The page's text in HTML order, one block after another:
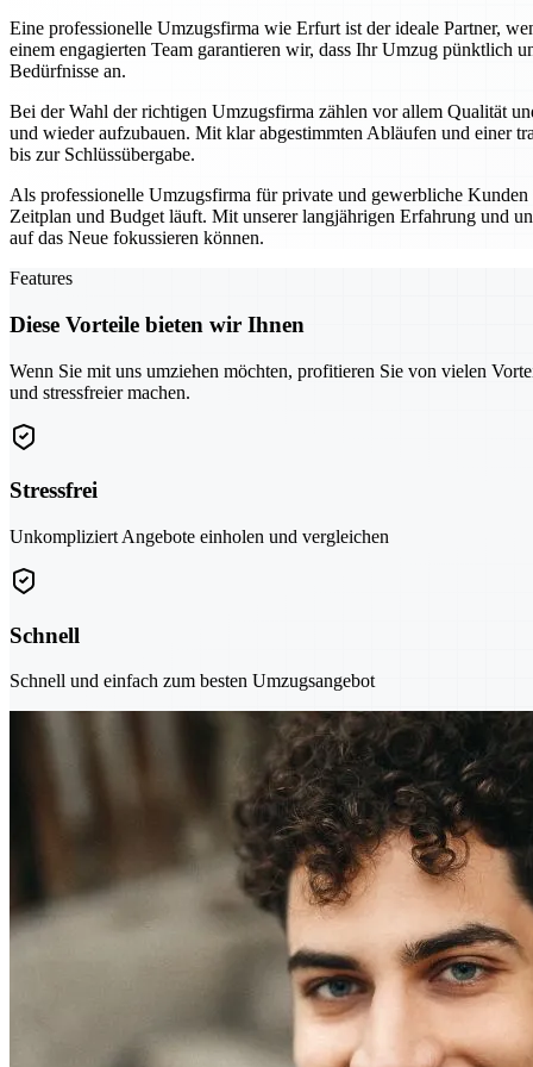
Eine professionelle Umzugsfirma wie Erfurt ist der ideale Partner,
einem engagierten Team garantieren wir, dass Ihr Umzug pünktlich
Bedürfnisse an.
Bei der Wahl der richtigen Umzugsfirma zählen vor allem Qualität
und wieder aufzubauen. Mit klar abgestimmten Abläufen und einer
bis zur Schlüssübergabe.
Als professionelle Umzugsfirma für private und gewerbliche
Zeitplan und Budget läuft. Mit unserer langjährigen Erfahrung und
auf das Neue fokussieren können.
Features
Diese Vorteile bieten wir Ihnen
Wenn Sie mit uns umziehen möchten, profitieren Sie von vielen
und stressfreier machen.
Stressfrei
Unkompliziert Angebote einholen und vergleichen
Schnell
Schnell und einfach zum besten Umzugsangebot